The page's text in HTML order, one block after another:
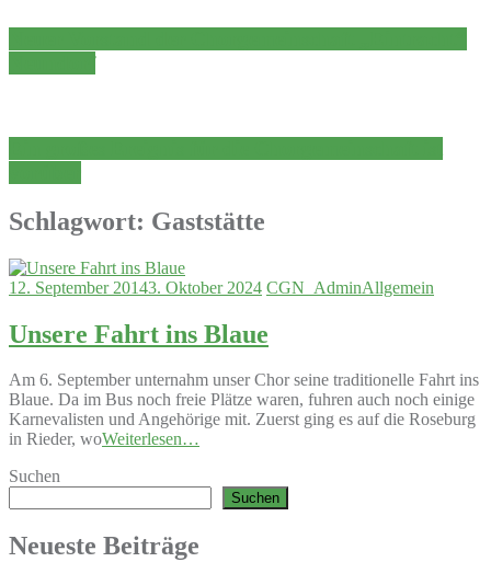
Schlagwort: Gaststätte
12. September 20143. Oktober 2024 CGN_AdminAllgemein
Unsere Fahrt ins Blaue
Am 6. September unternahm unser Chor seine traditionelle Fahrt ins
Blaue. Da im Bus noch freie Plätze waren, fuhren auch noch einige
Karnevalisten und Angehörige mit. Zuerst ging es auf die Roseburg
in Rieder, woWeiterlesen…
Suchen
Suchen
Neueste Beiträge